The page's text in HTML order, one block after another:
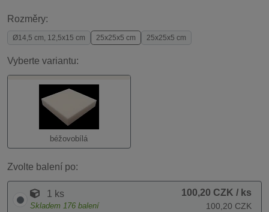
Rozměry:
Ø14,5 cm, 12,5x15 cm 25x25x5 cm 25x25x5 cm
Vyberte variantu:
béžovobílá
Zvolte balení po:
1 ks
Skladem 176 balení
100,20 CZK / ks
100,20 CZK